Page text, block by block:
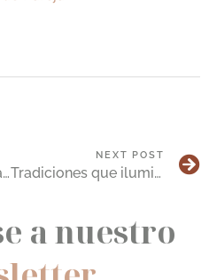
Familia y salud mental: Fortaleciendo vínculos
NEXT POST
Tradiciones que iluminan: Día de las velitas y psicología positiva
a nuestro